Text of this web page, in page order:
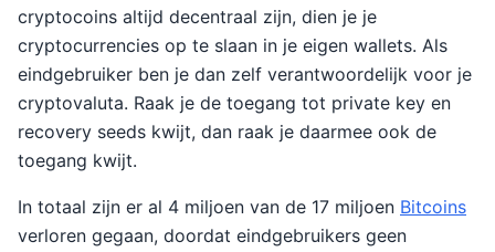
cryptocoins altijd decentraal zijn, dien je je
cryptocurrencies op te slaan in je eigen wallets. Als
eindgebruiker ben je dan zelf verantwoordelijk voor je
cryptovaluta. Raak je de toegang tot private key en
recovery seeds kwijt, dan raak je daarmee ook de
toegang kwijt.
In totaal zijn er al 4 miljoen van de 17 miljoen Bitcoins
verloren gegaan, doordat eindgebruikers geen